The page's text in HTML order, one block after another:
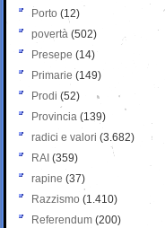
Porto (12)
povertà (502)
Presepe (14)
Primarie (149)
Prodi (52)
Provincia (139)
radici e valori (3.682)
RAI (359)
rapine (37)
Razzismo (1.410)
Referendum (200)